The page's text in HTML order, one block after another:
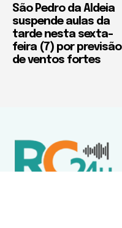
São Pedro da Aldeia
suspende aulas da
tarde nesta sexta-
feira (7) por previsão
de ventos fortes